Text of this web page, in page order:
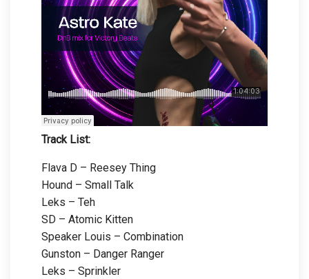
Track List:
Flava D – Reesey Thing
Hound – Small Talk
Leks – Teh
SD – Atomic Kitten
Speaker Louis – Combination
Gunston – Danger Ranger
Leks – Sprinkler